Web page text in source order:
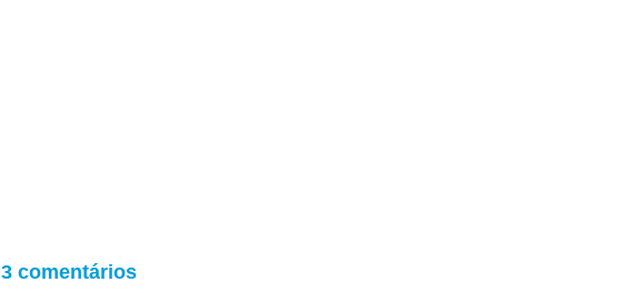
3 comentários